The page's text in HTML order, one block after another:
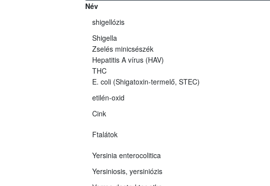
Név
shigellózis
Shigella
Zselés minicsészék
Hepatitis A vírus (HAV)
THC
E. coli (Shigatoxin-termelő, STEC)
etilén-oxid
Cink
Ftalátok
Yersinia enterocolitica
Yersiniosis, yersiniózis